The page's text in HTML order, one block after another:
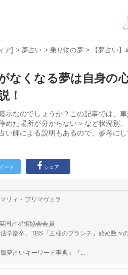
ア] >夢占い > 乗り物の夢> 【夢占い】
なくなる夢は自身の
！
示なのでしょうか？この記事では、
めた場所が分からない＞など状況別
い師による説明もあるので、参考にし
ート シェア
リィ・プリマヴェラ
国占星術協会会員
学部卒。TBS『王様のブランチ』始め数々
夢占いキーワード事典』『...